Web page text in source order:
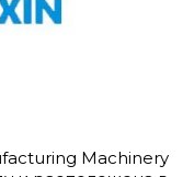
Machinery